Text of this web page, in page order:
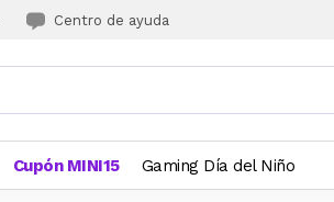
Centro de ayuda
Cupón MINI15 Gaming Día del Niño